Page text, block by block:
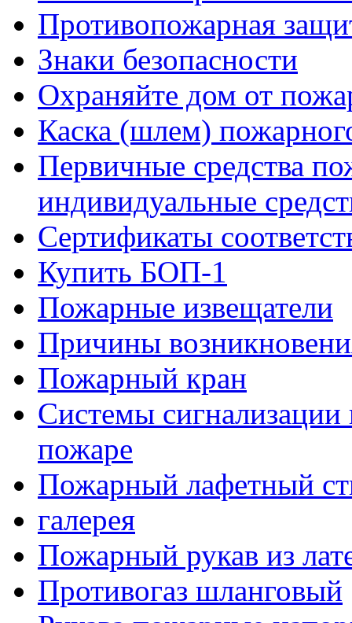
Противопожарная
Знаки безопасности
Охраняйте дом от
Каска (шлем)
Первичные средства
индивидуальные
Сертификаты
Купить БОП-1
Пожарные извещатели
Причины
Пожарный кран
Системы
пожаре
Пожарный лафетный
галерея
Пожарный рукав из
Противогаз шланговый